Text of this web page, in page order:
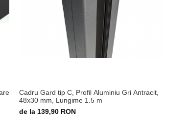
Cadru Gard tip C, Profil Aluminiu Gri Antracit,
48x30 mm, Lungime 1.5 m
de la 139,90 RON